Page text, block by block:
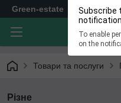
Subscribe
To enable
on the
Green-estate
Товари та послуги
Різне